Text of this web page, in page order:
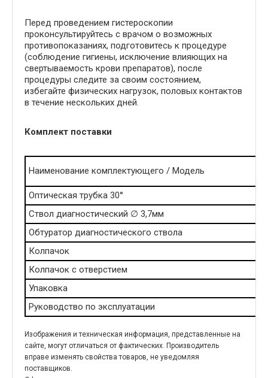
Перед проведением гистероскопии
проконсультируйтесь с врачом о возможных
противопоказаниях, подготовитесь к процедуре
(соблюдение гигиены, исключение влияющих на
свертываемость крови препаратов), после
процедуры следите за своим состоянием,
избегайте физических нагрузок, половых контактов
в течение нескольких дней.
Комплект поставки
Наименование комплектующего / Модель
Оптическая трубка 30°
Ствол диагностический ∅ 3,7мм
Обтуратор диагностического ствола
Колпачок
Колпачок с отверстием
Упаковка
Руководство по эксплуатации
Изображения и техническая информация, представленные на
сайте, могут отличаться от фактических. Производитель
вправе изменять свойства товаров, не уведомляя
поставщиков.